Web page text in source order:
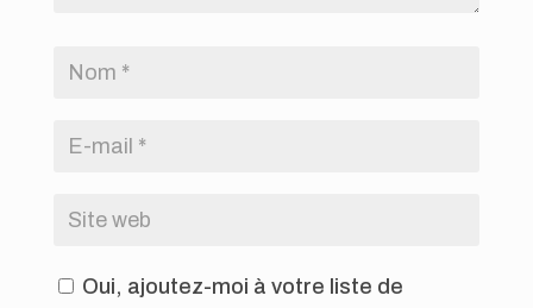
Oui, ajoutez-moi à votre liste de